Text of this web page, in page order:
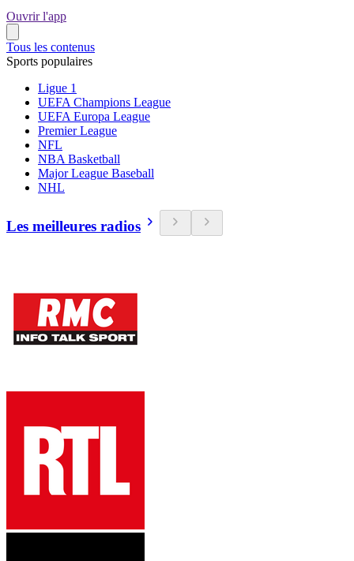
Ouvrir l'app
Tous les contenus
Sports populaires
Ligue 1
UEFA Champions League
UEFA Europa League
Premier League
NFL
NBA Basketball
Major League Baseball
NHL
Les meilleures radios